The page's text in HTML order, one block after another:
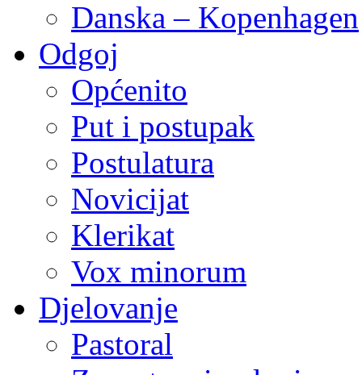
Danska – Kopenhagen
Odgoj
Općenito
Put i postupak
Postulatura
Novicijat
Klerikat
Vox minorum
Djelovanje
Pastoral